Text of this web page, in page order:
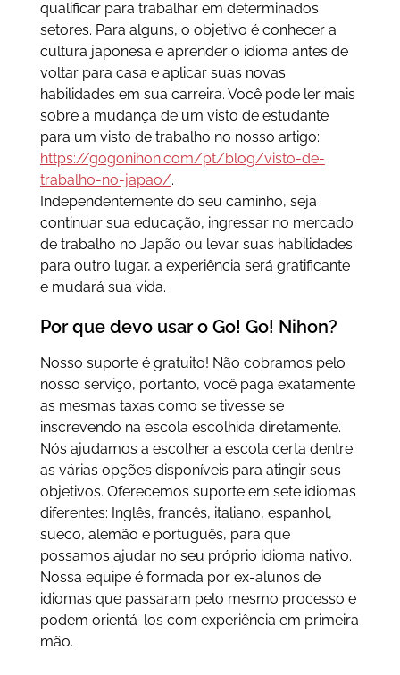
qualificar para trabalhar em determinados
setores. Para alguns, o objetivo é conhecer a
cultura japonesa e aprender o idioma antes de
voltar para casa e aplicar suas novas
habilidades em sua carreira. Você pode ler mais
sobre a mudança de um visto de estudante
para um visto de trabalho no nosso artigo:
https://gogonihon.com/pt/blog/visto-de-
trabalho-no-japao/.
Independentemente do seu caminho, seja
continuar sua educação, ingressar no mercado
de trabalho no Japão ou levar suas habilidades
para outro lugar, a experiência será gratificante
e mudará sua vida.
Por que devo usar o Go! Go! Nihon?
Nosso suporte é gratuito! Não cobramos pelo
nosso serviço, portanto, você paga exatamente
as mesmas taxas como se tivesse se
inscrevendo na escola escolhida diretamente.
Nós ajudamos a escolher a escola certa dentre
as várias opções disponíveis para atingir seus
objetivos. Oferecemos suporte em sete idiomas
diferentes: Inglês, francês, italiano, espanhol,
sueco, alemão e português, para que
possamos ajudar no seu próprio idioma nativo.
Nossa equipe é formada por ex-alunos de
idiomas que passaram pelo mesmo processo e
podem orientá-los com experiência em primeira
mão.